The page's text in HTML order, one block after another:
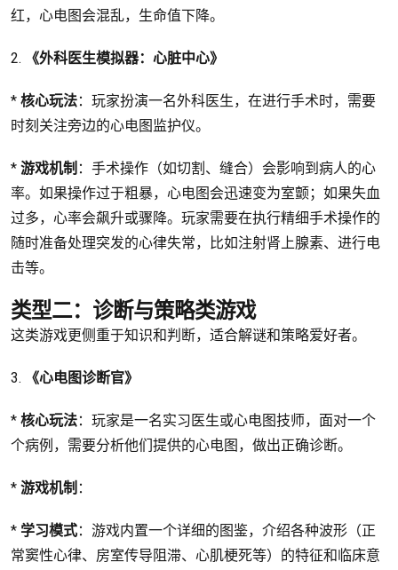
红，心电图会混乱，生命值下降。
2. 《外科医生模拟器：心脏中心》
* 核心玩法：玩家扮演一名外科医生，在进行手术时，需要
时刻关注旁边的心电图监护仪。
* 游戏机制 ：手术操作（如切割、缝合）会影响到病人的心
率。如果操作过于粗暴，心电图会迅速变为室颤；如果失血
过多，心率会飙升或骤降。玩家需要在执行精细手术操作的
随时准备处理突发的心律失常，比如注射肾上腺素、进行电
击等。
类型二：诊断与策略类游戏
这类游戏更侧重于知识和判断，适合解谜和策略爱好者。
3. 《心电图诊断官》
* 核心玩法：玩家是一名实习医生或心电图技师，面对一个
个病例，需要分析他们提供的心电图，做出正确诊断。
* 游戏机制 ：
* 学习模式：游戏内置一个详细的图鉴，介绍各种波形（正
常窦性心律、房室传导阻滞、心肌梗死等）的特征和临床意